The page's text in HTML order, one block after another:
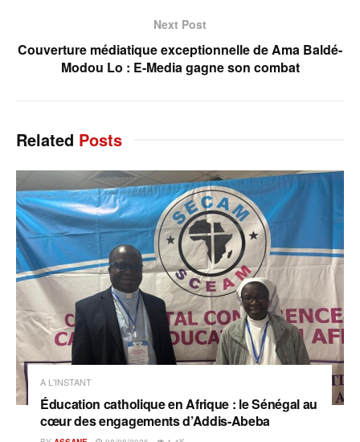
Next Post
Couverture médiatique exceptionnelle de Ama Baldé-
Modou Lo : E-Media gagne son combat
Related Posts
A L'INSTANT
Éducation catholique en Afrique : le Sénégal au
cœur des engagements d’Addis-Abeba